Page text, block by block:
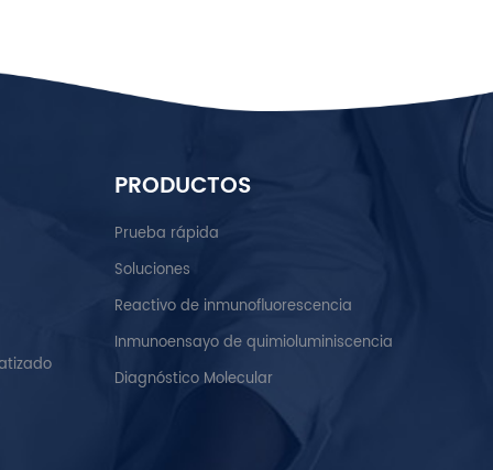
PRODUCTOS
Prueba rápida
Soluciones
Reactivo de inmunofluorescencia
Inmunoensayo de quimioluminiscencia
Diagnóstico Molecular